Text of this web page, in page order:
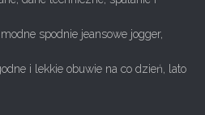
spodnie jeansowe jogger,
i lekkie obuwie na co dzień, lato